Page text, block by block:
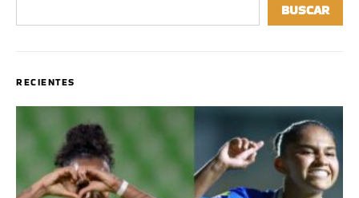
BUSCAR
RECIENTES